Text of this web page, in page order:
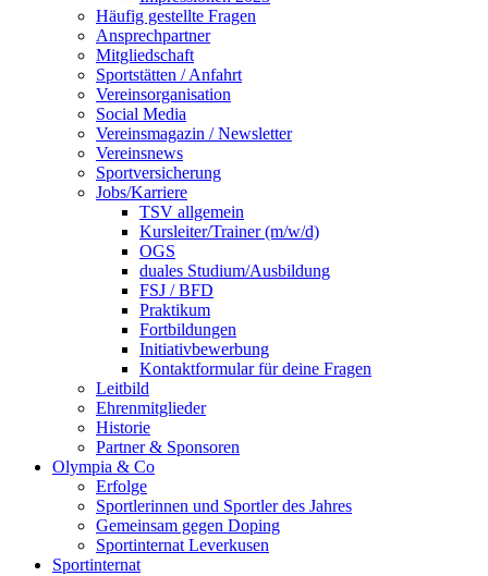
Häufig gestellte Fragen
Ansprechpartner
Mitgliedschaft
Sportstätten / Anfahrt
Vereinsorganisation
Social Media
Vereinsmagazin / Newsletter
Vereinsnews
Sportversicherung
Jobs/Karriere
TSV allgemein
Kursleiter/Trainer (m/w/d)
OGS
duales Studium/Ausbildung
FSJ / BFD
Praktikum
Fortbildungen
Initiativbewerbung
Kontaktformular für deine Fragen
Leitbild
Ehrenmitglieder
Historie
Partner & Sponsoren
Olympia & Co
Erfolge
Sportlerinnen und Sportler des Jahres
Gemeinsam gegen Doping
Sportinternat Leverkusen
Sportinternat